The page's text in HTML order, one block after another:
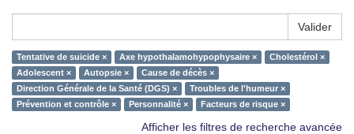
Valider
Tentative de suicide × Axe hypothalamohypophysaire ×
Cholestérol ×
Adolescent ×
Autopsie ×
Cause de décès ×
Direction Générale de la Santé (DGS) ×
Troubles de l'humeur ×
Prévention et contrôle ×
Personnalité × Facteurs de risque ×
Afficher les filtres de recherche avancée